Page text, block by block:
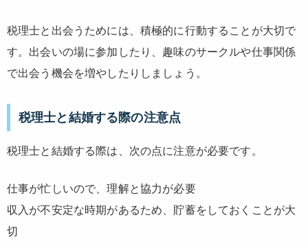
税理士と出会うためには、積極的に行動することが大切で
す。出会いの場に参加したり、趣味のサークルや仕事関係
で出会う機会を増やしたりしましょう。
税理士と結婚する際の注意点
税理士と結婚する際は、次の点に注意が必要です。
仕事が忙しいので、理解と協力が必要
収入が不安定な時期があるため、貯蓄をしておくことが大
切